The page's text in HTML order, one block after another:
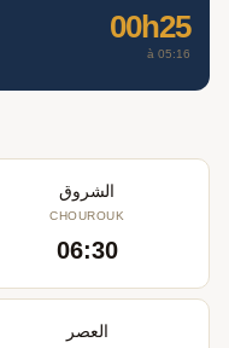
00h25
à 05:16
الشروق
CHOUROUK
06:30
العصر